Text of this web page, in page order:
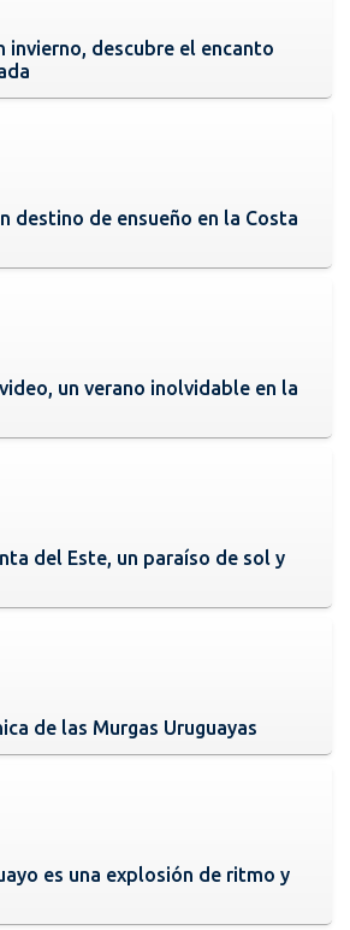
invierno, descubre el encanto
destino de ensueño en la Costa
un verano inolvidable en la
del Este, un paraíso de sol y
de las Murgas Uruguayas
es una explosión de ritmo y